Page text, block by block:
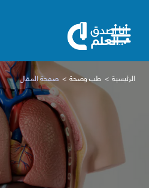
الرئيسية طب وصحة صفحة المقال